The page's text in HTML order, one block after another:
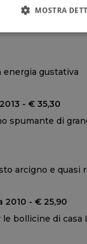
- € 26,20
beva fresca e
gustativa
- € 35,30
spumante di
arcigno e quasi
2010 - € 25,90
bollicine di casa
MOSTRA